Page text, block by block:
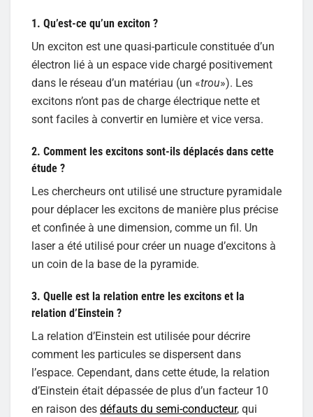
1. Qu’est-ce qu’un exciton ?
Un exciton est une quasi-particule constituée d’un
électron lié à un espace vide chargé positivement
dans le réseau d’un matériau (un «trou»). Les
excitons n’ont pas de charge électrique nette et
sont faciles à convertir en lumière et vice versa.
2. Comment les excitons sont-ils déplacés dans cette
étude ?
Les chercheurs ont utilisé une structure pyramidale
pour déplacer les excitons de manière plus précise
et confinée à une dimension, comme un fil. Un
laser a été utilisé pour créer un nuage d’excitons à
un coin de la base de la pyramide.
3. Quelle est la relation entre les excitons et la
relation d’Einstein ?
La relation d’Einstein est utilisée pour décrire
comment les particules se dispersent dans
l’espace. Cependant, dans cette étude, la relation
d’Einstein était dépassée de plus d’un facteur 10
en raison des défauts du semi-conducteur, qui